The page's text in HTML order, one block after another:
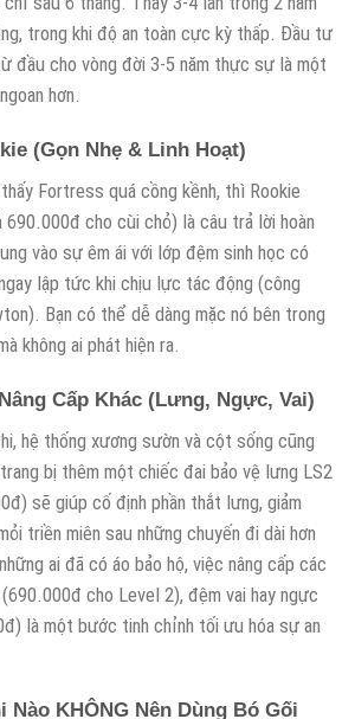
trong khi độ an toàn cực kỳ thấp. Đầu tư
đầu cho vòng đời 3-5 năm thực sự là một
hơn.
(Gọn Nhẹ & Linh Hoạt)
Fortress quá cồng kềnh, thì Rookie
cho cùi chỏ) là câu trả lời hoàn
vào sự êm ái với lớp đệm sinh học có
lập tức khi chịu lực tác động (công
Bạn có thể dễ dàng mặc nó bên trong
không ai phát hiện ra.
Cấp Khác (Lưng, Ngực, Vai)
hệ thống xương sườn và cột sống cũng
bị thêm một chiếc đai bảo vệ lưng LS2
sẽ giúp cố định phần thắt lưng, giảm
triền miên sau những chuyến đi dài hơn
ai đã có áo bảo hộ, việc nâng cấp các
cho Level 2), đệm vai hay ngực
là một bước tinh chỉnh tối ưu hóa sự an
KHÔNG Nên Dùng Bó Gối